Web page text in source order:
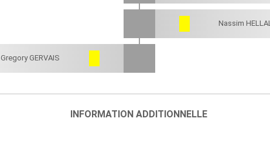
Nassim HELLAL
Gregory GERVAIS
INFORMATION ADDITIONNELLE